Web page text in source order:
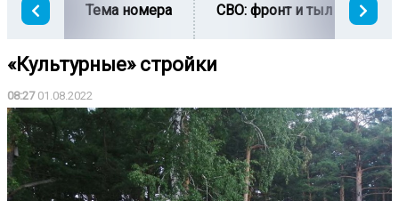
Тема номера СВО: фронт и тыл
«Культурные» стройки
08:2701.08.2022